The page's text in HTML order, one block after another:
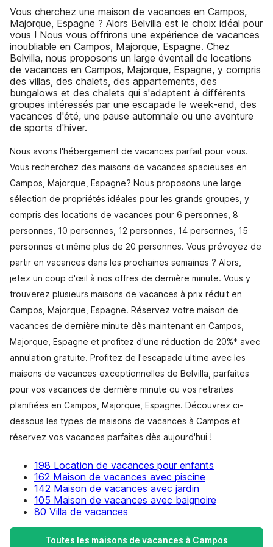
Vous cherchez une maison de vacances en Campos,
Majorque, Espagne ? Alors Belvilla est le choix idéal pour
vous ! Nous vous offrirons une expérience de vacances
inoubliable en Campos, Majorque, Espagne. Chez
Belvilla, nous proposons un large éventail de locations
de vacances en Campos, Majorque, Espagne, y compris
des villas, des chalets, des appartements, des
bungalows et des chalets qui s'adaptent à différents
groupes intéressés par une escapade le week-end, des
vacances d'été, une pause automnale ou une aventure
de sports d'hiver.
Nous avons l'hébergement de vacances parfait pour vous.
Vous recherchez des maisons de vacances spacieuses en
Campos, Majorque, Espagne? Nous proposons une large
sélection de propriétés idéales pour les grands groupes, y
compris des locations de vacances pour 6 personnes, 8
personnes, 10 personnes, 12 personnes, 14 personnes, 15
personnes et même plus de 20 personnes. Vous prévoyez de
partir en vacances dans les prochaines semaines ? Alors,
jetez un coup d'œil à nos offres de dernière minute. Vous y
trouverez plusieurs maisons de vacances à prix réduit en
Campos, Majorque, Espagne. Réservez votre maison de
vacances de dernière minute dès maintenant en Campos,
Majorque, Espagne et profitez d'une réduction de 20%* avec
annulation gratuite. Profitez de l'escapade ultime avec les
maisons de vacances exceptionnelles de Belvilla, parfaites
pour vos vacances de dernière minute ou vos retraites
planifiées en Campos, Majorque, Espagne. Découvrez ci-
dessous les types de maisons de vacances à Campos et
réservez vos vacances parfaites dès aujourd'hui !
198 Location de vacances pour enfants
162 Maison de vacances avec piscine
142 Maison de vacances avec jardin
105 Maison de vacances avec baignoire
80 Villa de vacances
Toutes les maisons de vacances à Campos